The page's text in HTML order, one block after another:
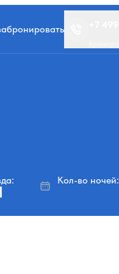
Кол-во ночей: